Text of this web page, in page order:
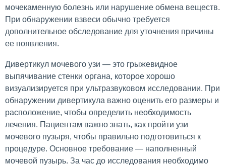
мочекаменную болезнь или нарушение обмена веществ.
При обнаружении взвеси обычно требуется
дополнительное обследование для уточнения причины
ее появления.
Дивертикул мочевого узи — это грыжевидное
выпячивание стенки органа, которое хорошо
визуализируется при ультразвуковом исследовании. При
обнаружении дивертикула важно оценить его размеры и
расположение, чтобы определить необходимость
лечения. Пациентам важно знать, как пройти узи
мочевого пузыря, чтобы правильно подготовиться к
процедуре. Основное требование — наполненный
мочевой пузырь. За час до исследования необходимо